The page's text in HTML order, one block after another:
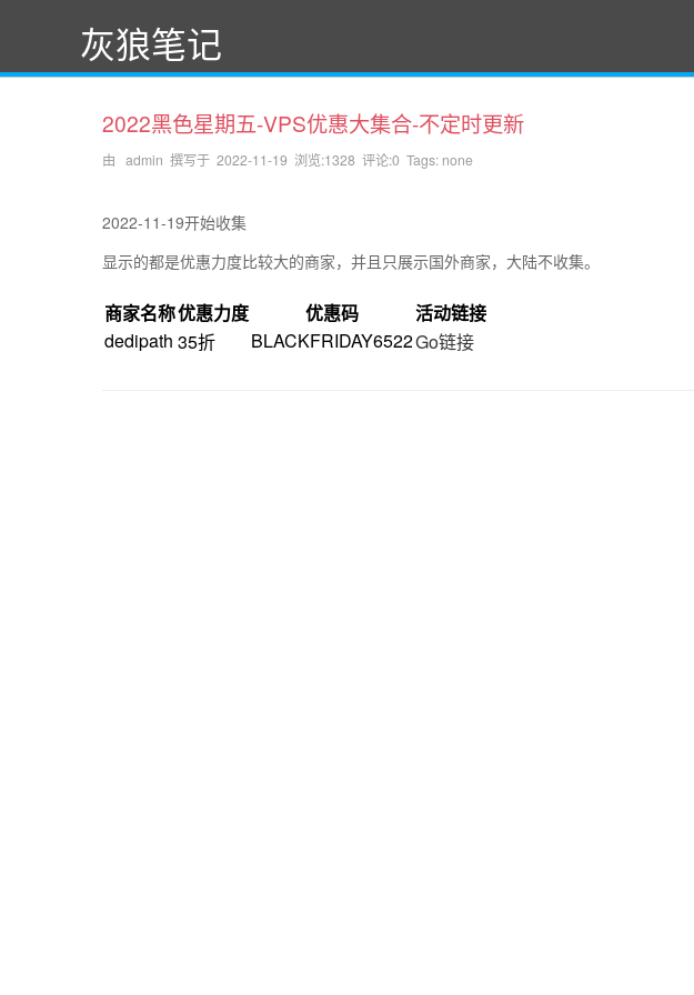
灰狼笔记
2022黑色星期五-VPS优惠大集合-不定时更新
由 admin 撰写于 2022-11-19 浏览:1328 评论:0 Tags: none
2022-11-19开始收集
显示的都是优惠力度比较大的商家，并且只展示国外商家，大陆不收集。
商家名称优惠力度 优惠码
活动链接
dedipath 35折 BLACKFRIDAY6522Go链接